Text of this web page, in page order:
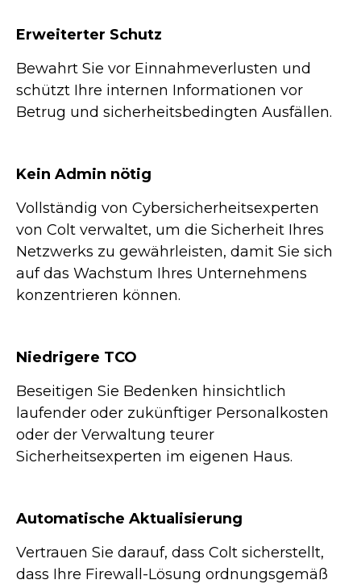
Erweiterter Schutz
Bewahrt Sie vor Einnahmeverlusten und
schützt Ihre internen Informationen vor
Betrug und sicherheitsbedingten Ausfällen.
Kein Admin nötig
Vollständig von Cybersicherheitsexperten
von Colt verwaltet, um die Sicherheit Ihres
Netzwerks zu gewährleisten, damit Sie sich
auf das Wachstum Ihres Unternehmens
konzentrieren können.
Niedrigere TCO
Beseitigen Sie Bedenken hinsichtlich
laufender oder zukünftiger Personalkosten
oder der Verwaltung teurer
Sicherheitsexperten im eigenen Haus.
Automatische Aktualisierung
Vertrauen Sie darauf, dass Colt sicherstellt,
dass Ihre Firewall-Lösung ordnungsgemäß